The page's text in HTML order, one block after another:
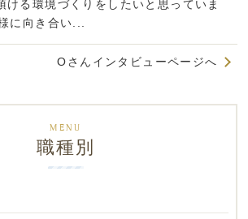
ける環境づくりをしたいと思っていま
に向き合い...
Oさんインタビューページへ
職種別